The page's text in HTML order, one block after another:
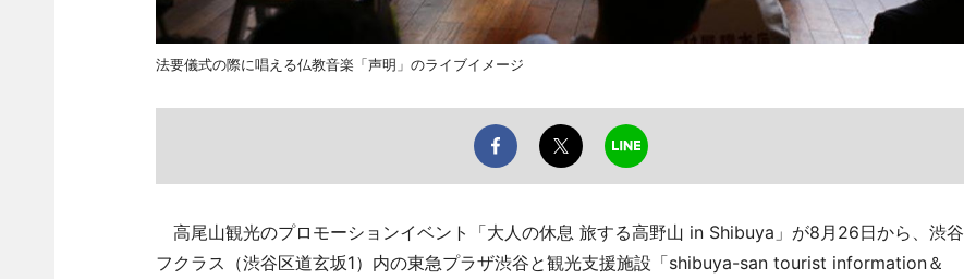
法要儀式の際に唱える仏教音楽「声明」のライブイメージ
高尾山観光のプロモーションイベント「大人の休息 旅する高野山 in Shibuya」が8月26日から、渋谷
フクラス（渋谷区道玄坂1）内の東急プラザ渋谷と観光支援施設「shibuya-san tourist information＆